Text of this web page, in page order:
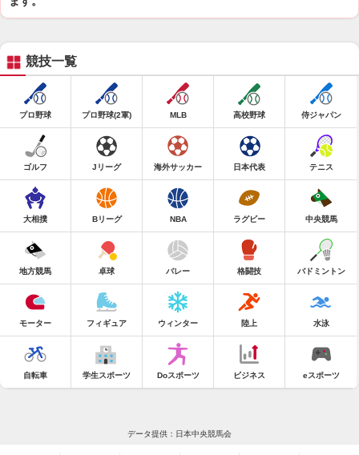
競技一覧
プロ野球 プロ野球(2軍) MLB 高校野球 侍ジャパン
ゴルフ Jリーグ 海外サッカー 日本代表 テニス
大相撲 Bリーグ NBA ラグビー 中央競馬
地方競馬 卓球 バレー 格闘技 バドミントン
モーター フィギュア ウィンター 陸上 水泳
自転車 学生スポーツ Doスポーツ ビジネス eスポーツ
データ提供：日本中央競馬会